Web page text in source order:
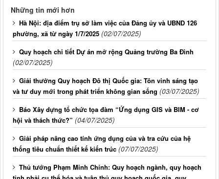
Những tin mới hơn
Hà Nội: địa điểm trụ sở làm việc của Đảng ủy và UBND 126
phường, xã từ ngày 1/7/2025 (02/07/2025)
Quy hoạch chi tiết Dự án mở rộng Quảng trường Ba Đình
(02/07/2025)
Giải thưởng Quy hoạch Đô thị Quốc gia: Tôn vinh sáng tạo
và tư duy mới trong phát triển không gian sống (03/07/2025)
Báo Xây dựng tổ chức tọa đàm “Ứng dụng GIS và BIM - cơ
hội và thách thức?” (04/07/2025)
Giải pháp nâng cao tính ứng dụng của và tra cứu của hệ
thống tiêu chuẩn thiết kế kiến trúc (07/07/2025)
Thủ tướng Phạm Minh Chính: Quy hoạch ngành, quy hoạch